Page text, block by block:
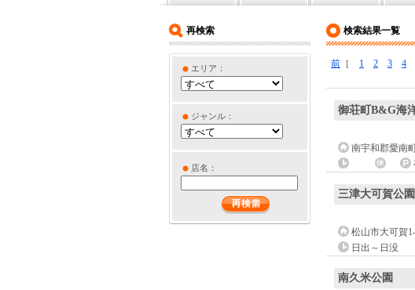
再検索
エリア：
ジャンル：
店名：
検索結果一覧
前 ［ 1 2 3 4
御荘町B&G海
南宇和郡愛南
三津大可賀公園
松山市大可賀
日出～日没
南久米公園